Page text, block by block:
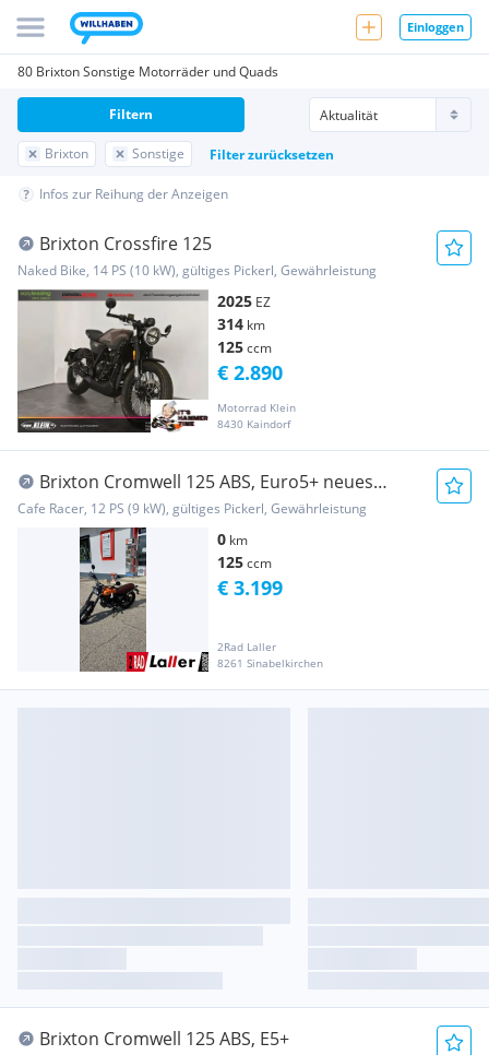
Einloggen
80 Brixton Sonstige Motorräder und Quads
Brixton Sonstige Filter zurücksetzen
Filtern
Infos zur Reihung der Anzeigen
Brixton Crossfire 125
Naked Bike, 14 PS (10 kW), gültiges Pickerl, Gewährleistung
2025 EZ
314 km
125ccm
Motorrad Klein
8430 Kaindorf
€ 2.890
Brixton Cromwell 125 ABS, Euro5+ neues
Modell
Cafe Racer, 12 PS (9 kW), gültiges Pickerl, Gewährleistung
0 km
125ccm
2Rad Laller
8261 Sinabelkirchen
€ 3.199
Brixton Cromwell 125 ABS, E5+